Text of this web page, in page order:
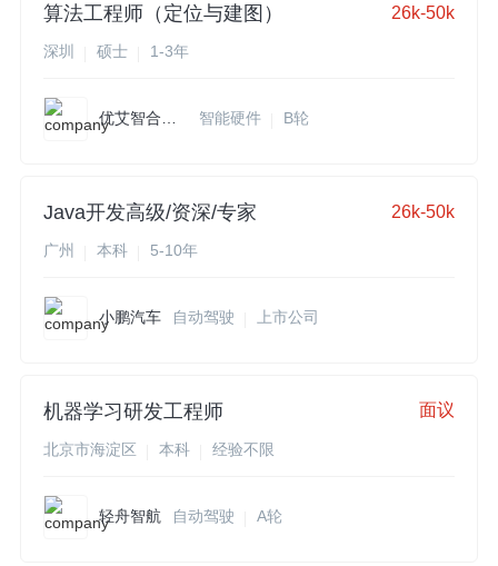
算法工程师（定位与建图） 26k-50k
深圳 硕士 1-3年
智能硬件 B轮
Java开发高级/资深/专家 26k-50k
广州 本科 5-10年
小鹏汽车 自动驾驶 上市公司
机器学习研发工程师 面议
北京市海淀区 本科 经验不限
轻舟智航 自动驾驶 A轮